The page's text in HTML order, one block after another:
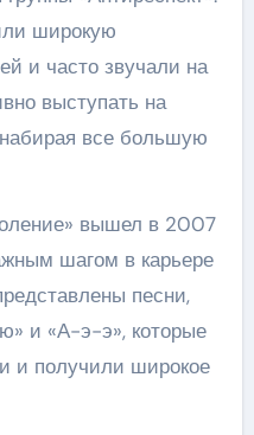
широкую
и часто звучали на
выступать на
все большую
вышел в 2007
шагом в карьере
песни,
и «А-э-э», которые
и получили широкое